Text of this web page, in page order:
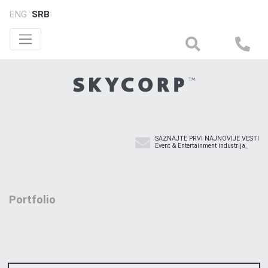
ENG SRB
SAZNAJTE PRVI NAJNOVIJE VESTI
Event & Entertainment industrija_
Portfolio